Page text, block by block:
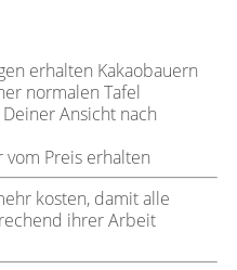
erhalten Kakaobauern
normalen Tafel
Ansicht nach
Preis erhalten
kosten, damit alle
ihrer Arbeit